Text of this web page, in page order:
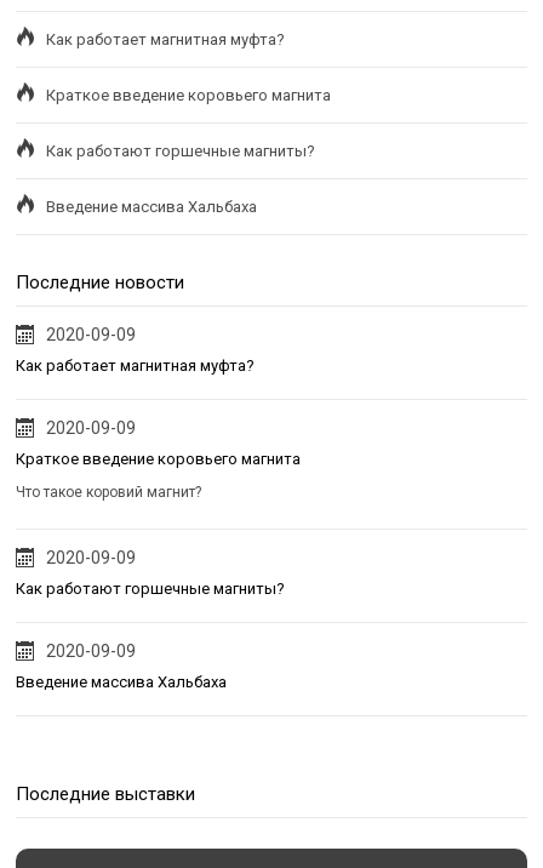
Как работает магнитная муфта?
Краткое введение коровьего магнита
Как работают горшечные магниты?
Введение массива Хальбаха
Последние новости
2020-09-09
Как работает магнитная муфта?
2020-09-09
Краткое введение коровьего магнита
Что такое коровий магнит?
2020-09-09
Как работают горшечные магниты?
2020-09-09
Введение массива Хальбаха
Последние выставки